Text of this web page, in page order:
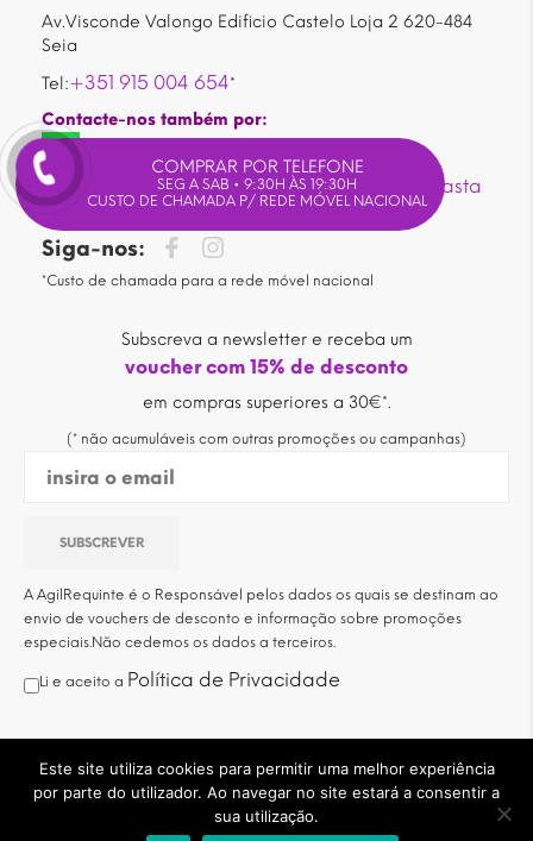
Av.Visconde Valongo Edificio Castelo Loja 2 620-484
Seia
Tel:+351 915 004 654*
Contacte-nos também por:
Nesta loja poderá encontrar também uma vasta
área dePERFUMARIA
Siga-nos:
*Custo de chamada para a rede móvel nacional
Subscreva a newsletter e receba um
voucher com 15% de desconto
em compras superiores a 30€*.
(* não acumuláveis com outras promoções ou campanhas)
A AgilRequinte é o Responsável pelos dados os quais se destinam ao
envio de vouchers de desconto e informação sobre promoções
especiais.Não cedemos os dados a terceiros.
Li e aceito a Política de Privacidade
COMPRAR POR TELEFONE
SEG A SAB • 9:30H ÀS 19:30H
CUSTO DE CHAMADA P/ REDE MÓVEL NACIONAL
Este site utiliza cookies para permitir uma melhor experiência
por parte do utilizador. Ao navegar no site estará a consentir a
sua utilização.